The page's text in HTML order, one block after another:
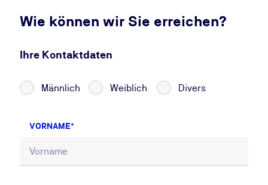
Wie können wir Sie erreichen?
Ihre Kontaktdaten
Männlich Weiblich Divers
VORNAME